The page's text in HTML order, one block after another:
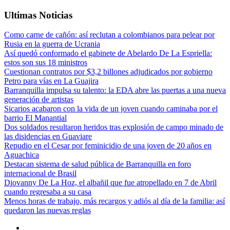
Ultimas Noticias
Como carne de cañón: así reclutan a colombianos para pelear por
Rusia en la guerra de Ucrania
Así quedó conformado el gabinete de Abelardo De La Espriella:
estos son sus 18 ministros
Cuestionan contratos por $3,2 billones adjudicados por gobierno
Petro para vías en La Guajira
Barranquilla impulsa su talento: la EDA abre las puertas a una nueva
generación de artistas
Sicarios acabaron con la vida de un joven cuando caminaba por el
barrio El Manantial
Dos soldados resultaron heridos tras explosión de campo minado de
las disidencias en Guaviare
Repudio en el Cesar por feminicidio de una joven de 20 años en
Aguachica
Destacan sistema de salud pública de Barranquilla en foro
internacional de Brasil
Diovanny De La Hoz, el albañil que fue atropellado en 7 de Abril
cuando regresaba a su casa
Menos horas de trabajo, más recargos y adiós al día de la familia: así
quedaron las nuevas reglas